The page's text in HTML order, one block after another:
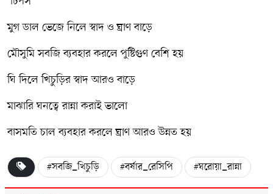
মুগ ডাল ভেজে নিলে স্বাদ ও ঘ্রাণ বাড়ে
মৌসুমি সবজি ব্যবহার করলে পুষ্টিগুণ বেশি হয়
ঘি দিলে খিচুড়ির স্বাদ আরও বাড়ে
মাঝারি ঘনত্বে রান্না করাই ভালো
বাসমতি চাল ব্যবহার করলে ঘ্রাণ আরও উন্নত হয়
#সবজি_খিচুড়ি #বর্ষার_রেসিপি #ঘরোয়া_রান্না